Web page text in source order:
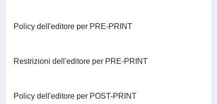
Policy dell'editore per PRE-PRINT
Restrizioni dell'editore per PRE-PRINT
Policy dell'editore per POST-PRINT